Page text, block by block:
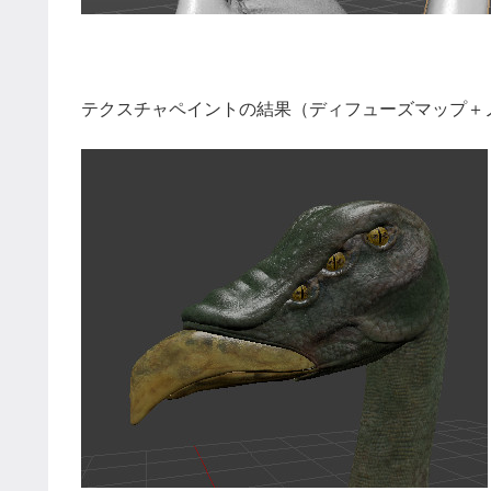
テクスチャペイントの結果（ディフューズマップ＋